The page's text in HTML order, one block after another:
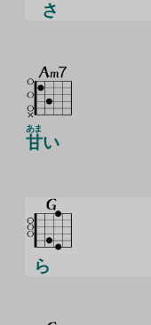
さ
甘
あま
い
ら